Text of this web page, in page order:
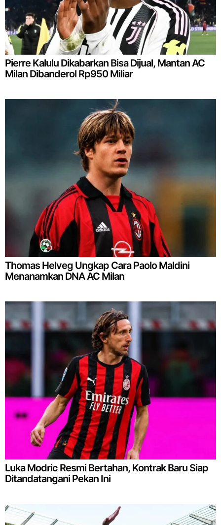
Pierre Kalulu Dikabarkan Bisa Dijual, Mantan AC
Milan Dibanderol Rp950 Miliar
Thomas Helveg Ungkap Cara Paolo Maldini
Menanamkan DNA AC Milan
Luka Modric Resmi Bertahan, Kontrak Baru Siap
Ditandatangani Pekan Ini